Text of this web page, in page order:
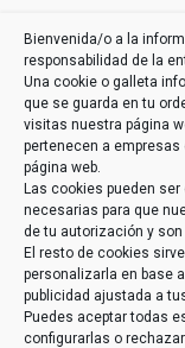
Bienvenida/o a la
responsabilidad de la
Una cookie o galleta
que se guarda en tu
visitas nuestra página
pertenecen a
página web.
Las cookies pueden
necesarias para que
de tu autorización y
El resto de cookies
personalizarla en base
publicidad ajustada a
Puedes aceptar todas
configurarlas o
Con carácter
entidad que
conocimiento
Derechos »
tenemos
como se
disponible en
Adicional »
DE
Contacto DPD